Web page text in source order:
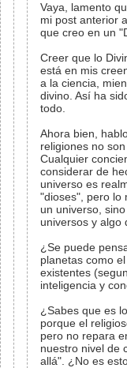
Vaya, lamento
mi post anterior
que creo en un
Creer que lo
está en mis
a la ciencia,
divino. Así ha
todo.
Ahora bien,
religiones no
Cualquier
considerar de
universo es
"dioses", pero lo
un universo,
universos y algo
¿Se puede
planetas como
existentes
inteligencia y
¿Sabes que es
porque el
pero no repara
nuestro nivel de
allá". ¿No es